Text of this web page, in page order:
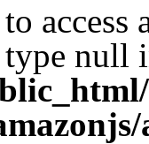
access
type null